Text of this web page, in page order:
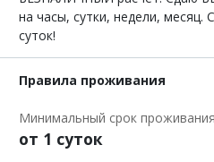
на часы, сутки, недели, месяц.
суток!
Правила проживания
Минимальный срок проживания
от 1 суток